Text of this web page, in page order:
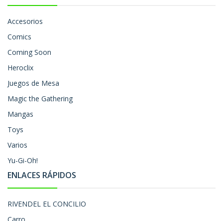
Accesorios
Comics
Coming Soon
Heroclix
Juegos de Mesa
Magic the Gathering
Mangas
Toys
Varios
Yu-Gi-Oh!
ENLACES RÁPIDOS
RIVENDEL EL CONCILIO